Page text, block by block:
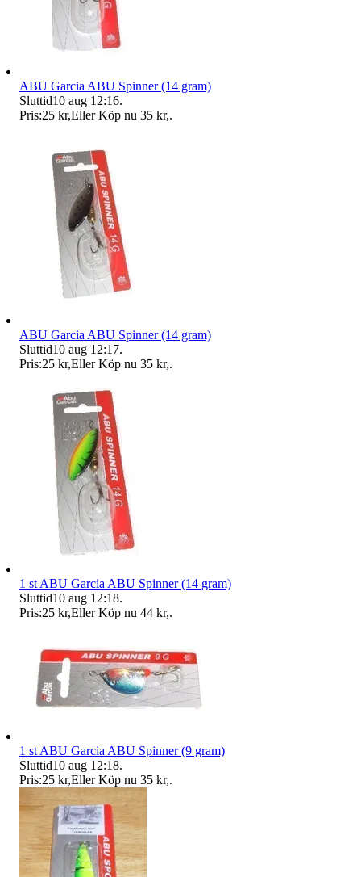
ABU Garcia ABU Spinner (14 gram)
Sluttid10 aug 12:16.
Pris:25 kr,Eller Köp nu 35 kr,.
ABU Garcia ABU Spinner (14 gram)
Sluttid10 aug 12:17.
Pris:25 kr,Eller Köp nu 35 kr,.
1 st ABU Garcia ABU Spinner (14 gram)
Sluttid10 aug 12:18.
Pris:25 kr,Eller Köp nu 44 kr,.
1 st ABU Garcia ABU Spinner (9 gram)
Sluttid10 aug 12:18.
Pris:25 kr,Eller Köp nu 35 kr,.